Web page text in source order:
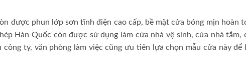
được phun lớp sơn tĩnh điện cao cấp, bề mặt cửa bóng mịn hoàn
Hàn Quốc còn được sử dụng làm cửa nhà vệ sinh, cửa nhà tắm,
ty, văn phòng làm việc cũng ưu tiên lựa chọn mẫu cửa này để